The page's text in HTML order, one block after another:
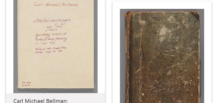
Carl Michael Bellman: